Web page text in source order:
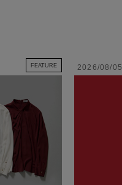
FEATURE 2026/08/05